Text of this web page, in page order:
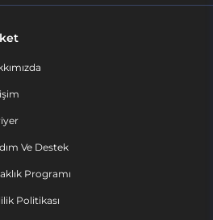
Ve Destek
Programı
Politikası